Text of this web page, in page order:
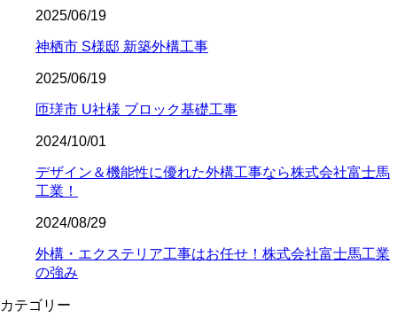
2025/06/19
神栖市 S様邸 新築外構工事
2025/06/19
匝瑳市 U社様 ブロック基礎工事
2024/10/01
デザイン＆機能性に優れた外構工事なら株式会社富士馬
工業！
2024/08/29
外構・エクステリア工事はお任せ！株式会社富士馬工業
の強み
カテゴリー